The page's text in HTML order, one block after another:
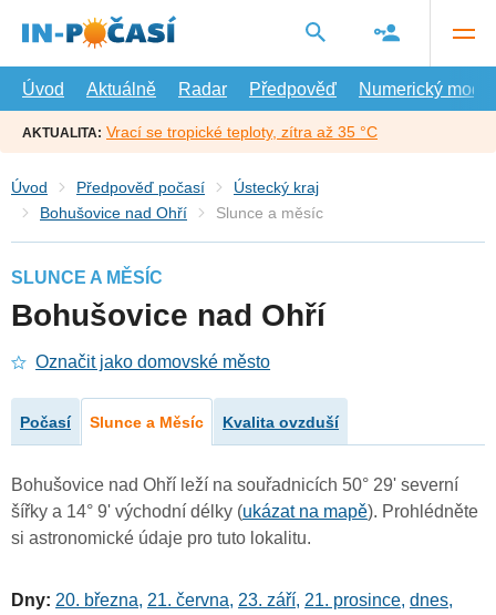
hlavní
Úvod
Aktuálně Radar Předpověď Numerický model
AKTUALITA: Vrací se tropické teploty, zítra až 35 °C
Úvod Předpověď počasí
Ústecký kraj
Bohušovice nad Ohří
Slunce a měsíc
SLUNCE A MĚSÍC
Bohušovice nad Ohří
Označit jako domovské město
Počasí Slunce a Měsíc Kvalita ovzduší
Bohušovice nad Ohří leží na souřadnicích 50° 29' severní
šířky a 14° 9' východní délky (ukázat na mapě). Prohlédněte
si astronomické údaje pro tuto lokalitu.
Dny: 20. března, 21. června, 23. září, 21. prosince, dnes,